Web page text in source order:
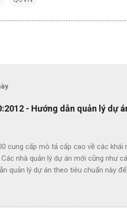
- Hướng dẫn quản lý dự
cung cấp mô tả cấp cao về các
Các nhà quản lý dự án mới cũng như
quản lý dự án theo tiêu chuẩn này
nhằm nâng cao chất lượng dự án
thuật ngữ quản lý dự án một cách